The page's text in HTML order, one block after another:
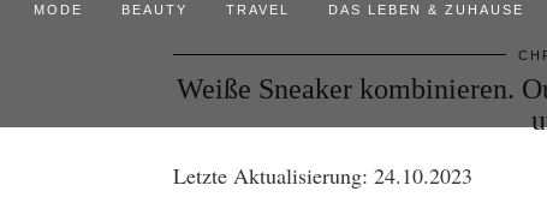
MODE BEAUTY TRAVEL DAS LEBEN & ZUHAUSE
Weiße Sneaker kombinieren.
Letzte Aktualisierung: 24.10.2023